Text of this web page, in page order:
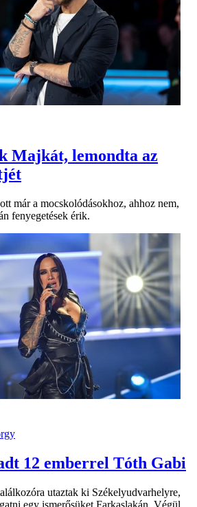
Majkát, lemondta az
már a mocskolódásokhoz, ahhoz nem,
fenyegetések érik.
12 emberrel Tóth Gabi
utaztak ki Székelyudvarhelyre,
egy ismerősüket Farkaslakán. Végül